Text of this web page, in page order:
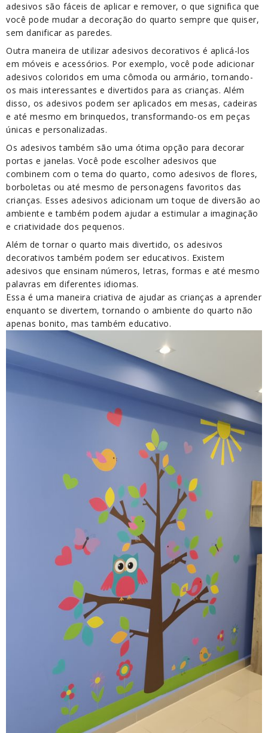
adesivos são fáceis de aplicar e remover, o que significa que
você pode mudar a decoração do quarto sempre que quiser,
sem danificar as paredes.
Outra maneira de utilizar adesivos decorativos é aplicá-los
em móveis e acessórios. Por exemplo, você pode adicionar
adesivos coloridos em uma cômoda ou armário, tornando-
os mais interessantes e divertidos para as crianças. Além
disso, os adesivos podem ser aplicados em mesas, cadeiras
e até mesmo em brinquedos, transformando-os em peças
únicas e personalizadas.
Os adesivos também são uma ótima opção para decorar
portas e janelas. Você pode escolher adesivos que
combinem com o tema do quarto, como adesivos de flores,
borboletas ou até mesmo de personagens favoritos das
crianças. Esses adesivos adicionam um toque de diversão ao
ambiente e também podem ajudar a estimular a imaginação
e criatividade dos pequenos.
Além de tornar o quarto mais divertido, os adesivos
decorativos também podem ser educativos. Existem
adesivos que ensinam números, letras, formas e até mesmo
palavras em diferentes idiomas.
Essa é uma maneira criativa de ajudar as crianças a aprender
enquanto se divertem, tornando o ambiente do quarto não
apenas bonito, mas também educativo.